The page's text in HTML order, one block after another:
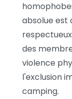
absolue est
des
violence
l'exclusion
camping.